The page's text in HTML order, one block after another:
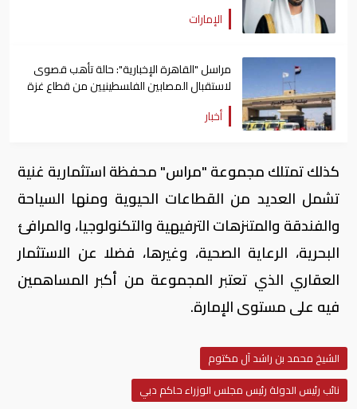
الإمارات
مراسل "القاهرة الإخبارية": حالة تأهب قصوى
لاستقبال المصابين الفلسطينيين من قطاع غزة
عبر معبر رفح
أخبار
كذلك تمتلك مجموعة "مراس" محفظة استثمارية غنية
تشمل العديد من القطاعات الحيوية ومنها السياحة
والفندقة والمتنزهات الترفيهية والتكنولوجيا، والمرافئ
البحرية، الرعاية الصحية، وغيرها، فضلا عن الاستثمار
العقاري الذي تعتبر المجموعة من أكبر المساهمين
فيه على مستوى الإمارة.
الشيخ محمد بن راشد آل مكتوم
نائب رئيس الدولة رئيس مجلس الوزراء حاكم دبي